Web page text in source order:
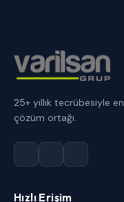
25+ yıllık tecrübesiyle
çözüm ortağı.
Hızlı Erişim